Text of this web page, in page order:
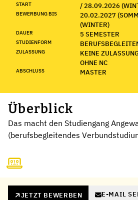
START / 28.09.2026
BEWERBUNG BIS
20.02.2027
(WINTER)
DAUER 5 SEMESTER
STUDIENFORM
ZULASSUNG
KEINE
OHNE NC
ABSCHLUSS MASTER
Überblick
Das macht den Studiengang
(berufsbegleitendes
JETZT BEWERBEN E-MAIL